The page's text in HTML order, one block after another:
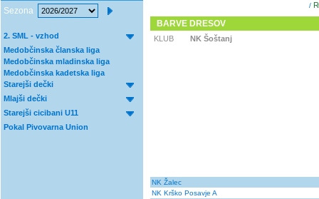
Sezona
2. SML - vzhod
Medobčinska članska liga
Medobčinska mladinska liga
Medobčinska kadetska liga
Starejši dečki
Mlajši dečki
Starejši cicibani U11
Pokal Pivovarna Union
/
BARVE DRESOV
KLUB NK Šoštanj
NK Žalec
NK Krško Posavje A